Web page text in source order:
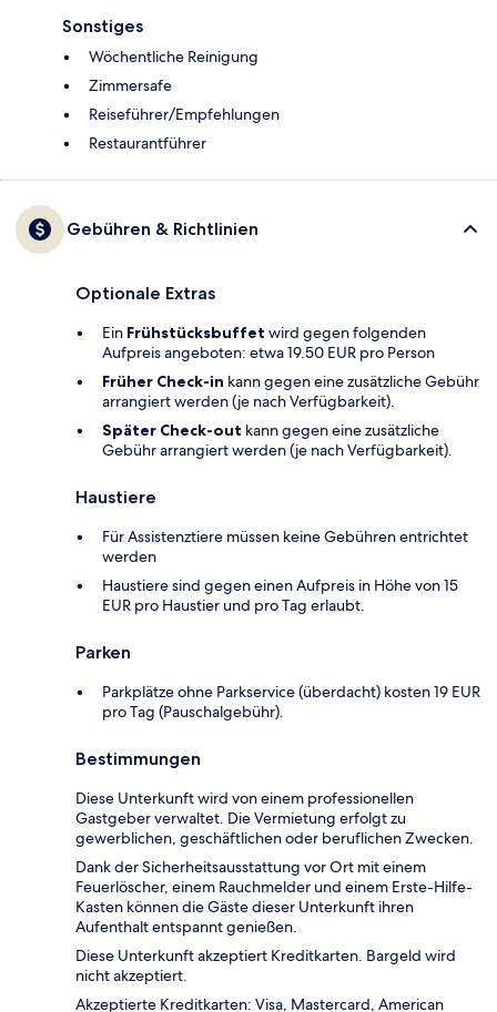
Sonstiges
Wöchentliche Reinigung
Zimmersafe
Reiseführer/Empfehlungen
Restaurantführer
Gebühren & Richtlinien
Optionale Extras
Ein Frühstücksbuffet wird gegen folgenden
Aufpreis angeboten: etwa 19.50 EUR pro Person
Früher Check-in kann gegen eine zusätzliche Gebühr
arrangiert werden (je nach Verfügbarkeit).
Später Check-out kann gegen eine zusätzliche
Gebühr arrangiert werden (je nach Verfügbarkeit).
Haustiere
Für Assistenztiere müssen keine Gebühren entrichtet
werden
Haustiere sind gegen einen Aufpreis in Höhe von 15
EUR pro Haustier und pro Tag erlaubt.
Parken
Parkplätze ohne Parkservice (überdacht) kosten 19 EUR
pro Tag (Pauschalgebühr).
Bestimmungen
Diese Unterkunft wird von einem professionellen
Gastgeber verwaltet. Die Vermietung erfolgt zu
gewerblichen, geschäftlichen oder beruflichen Zwecken.
Dank der Sicherheitsausstattung vor Ort mit einem
Feuerlöscher, einem Rauchmelder und einem Erste-Hilfe-
Kasten können die Gäste dieser Unterkunft ihren
Aufenthalt entspannt genießen.
Diese Unterkunft akzeptiert Kreditkarten. Bargeld wird
nicht akzeptiert.
Akzeptierte Kreditkarten: Visa, Mastercard, American